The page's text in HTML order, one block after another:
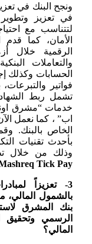
ونجح البنك في
في تعزيز
لتتناسب مع
الأمان، كما
الرقمية خلال
والتعاملات
الحسابات وكذلك
فواتير
تشمل ربط
خدمات “مشرق
اب” ، كما نعمل
الخاص بالبنك.
بأحدث تقنيات
وذلك من خلال
Tick Pay
3- تعزيزاً
بالشمول المالي،
بنك المشرق
الرسمي
المالي؟